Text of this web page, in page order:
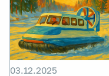
03.12.2025